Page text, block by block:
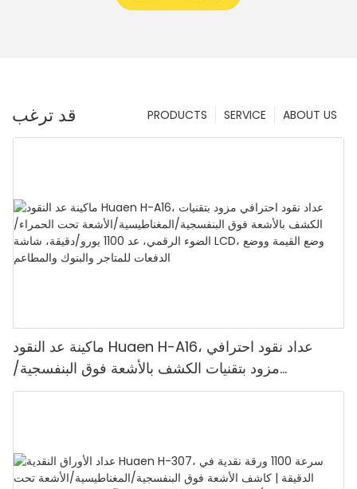
قد ترغب ABOUT US
SERVICE
PRODUCTS
ماكينة عد النقود Huaen H-A16، عداد نقود احترافي
مزود بتقنيات الكشف بالأشعة فوق البنفسجية/
المغناطيسية/الأشعة تحت الحمراء/الضوء الرقمي، عد